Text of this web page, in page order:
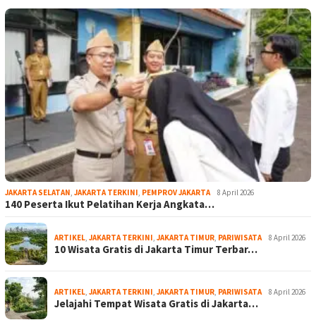
JAKARTA SELATAN, JAKARTA TERKINI, PEMPROV JAKARTA 8 April 2026
140 Peserta Ikut Pelatihan Kerja Angkata…
ARTIKEL, JAKARTA TERKINI, JAKARTA TIMUR, PARIWISATA 8 April 2026
10 Wisata Gratis di Jakarta Timur Terbar…
ARTIKEL, JAKARTA TERKINI, JAKARTA TIMUR, PARIWISATA 8 April 2026
Jelajahi Tempat Wisata Gratis di Jakarta…